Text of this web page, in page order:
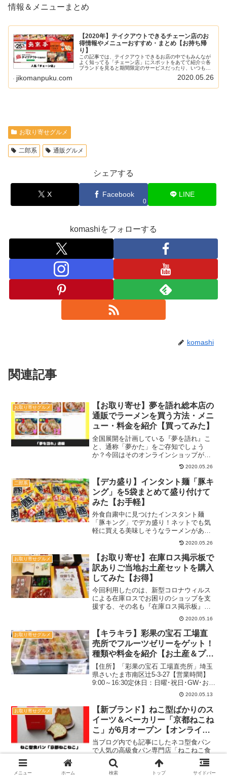
情報＆メニューまとめ
【2020年】テイクアウトできるチェーン店のお
得情報やメニューおすすめ・まとめ【お持ち帰
り】
この記事では、テイクアウトできるお店の中でもみんなが
よく知ってる「チェーン店」にスポットをあてて紹介☆各
ブランドを見ると期間限定のサービスだったり、いつもと
jikomanpuku.com 2020.05.26
お取り寄せグルメ
二郎系 通販グルメ
シェアする
X Facebook
0
LINE
komashiをフォローする
komashi
関連記事
お取り寄せグルメ
【お取り寄せ】夢を語れ総本店の
通販でラーメンを買う方法・メニ
ュー・料金を紹介【買ってみた】
全国展開を計画している『夢を語れ』こ
と、通称「夢かた」をご存知でしょう
か？今回はそのオンラインショップが通
販再開とのアナウンスを受けさっそく購
入してみました！気になるメニューや料
金も確認したので、ぜひチェックしてく
ださい♪▼YouTubeも...
2020.05.26
二郎系
【デカ盛り】インタント麺「豚キ
ング」を5袋まとめて盛り付けて
みた【お手軽】
外食自粛中に見つけたインスタント麺
「豚キング」でデカ盛り！ネットでも気
軽に買える美味しそうなラーメンがあっ
たので大きなやーつを作ってみました♪チ
ャーシューや具は好きなものをトッピン
グOK自宅でもボリューミーな一杯が仕上
げられるのでぜひチェッ...
2020.05.26
お取り寄せグルメ
【お取り寄せ】在庫ロス掲示板で
訳ありご当地お土産セットを購入
してみた【お得】
今回利用したのは、新型コロナウィルス
による在庫ロスでお困りのショップを支
援する、その名も『在庫ロス掲示板』行
き場を失った商品を中心に、消費者との
マッチングができるサービスだと思い活
用してみることに。割引率も高く、魅力
的な商品が並んでいたので...
2020.05.16
お取り寄せグルメ
【キラキラ】彩果の宝石 工場直
売所でフルーツゼリーをゲット！
種類や料金を紹介【お土産＆プレ
ゼントにも】
【住所】「彩果の宝石 工場直売所」埼玉
県さいたま市南区辻5-3-27【営業時間】
9:00～16:30定休日：日曜･祝日･GW･お
盆･年末年始･土曜（不定休）TEL：0120-
858-103駐車場：なし（近くにコーンパー
キングあり）関連：デザ...
2020.05.13
お取り寄せグルメ
【新ブランド】ねこ型ばかりのス
イーツ＆ベーカリー「京都ねこね
こ」が6月オープン【オンライン
ショップ情報も】
当ブログ内でも記事にしたネコ型食パン
で人気の高級食パン専門店「ねこねこ食
パン」やチーズケーキ専門店「ねこねこ
チーズケーキ」の京都限定商品も揃える
新ブランド『京都ねこねこ』がオープン
2020.06.01
メニュー ホーム 検索 トップ サイドバー